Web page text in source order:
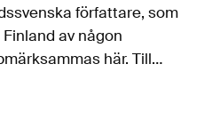
författare, som
av någon
här. Till